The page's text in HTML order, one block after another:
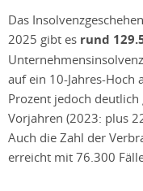
Das
2025 gibt es rund
auf ein 10-Jahres-Hoch
Prozent jedoch
Vorjahren (2023: plus
Auch die Zahl der
erreicht mit 76.300